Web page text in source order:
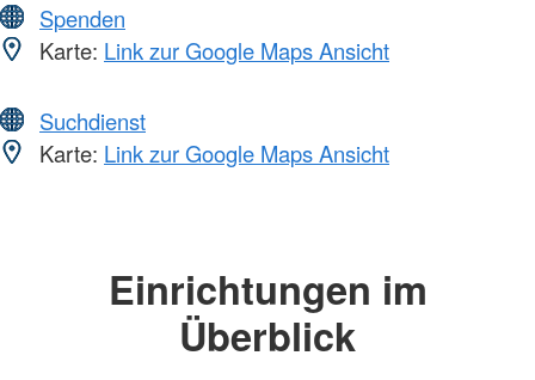
Spenden
Karte: Link zur Google Maps Ansicht
Suchdienst
Karte: Link zur Google Maps Ansicht
Einrichtungen im
Überblick